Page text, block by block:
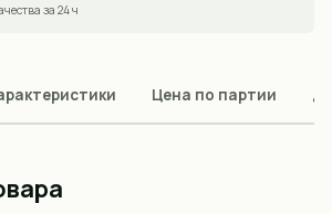
за 24 ч
Цена по партии